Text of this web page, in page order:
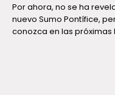
Por ahora, no se ha
nuevo Sumo Pontífice,
conozca en las próximas